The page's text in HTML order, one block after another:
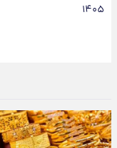
۱۴۰۵